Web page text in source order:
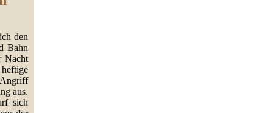
den
Bahn
Nacht
aus.
sich